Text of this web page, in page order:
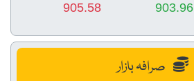
903.96
905.58
صرافہ بازار